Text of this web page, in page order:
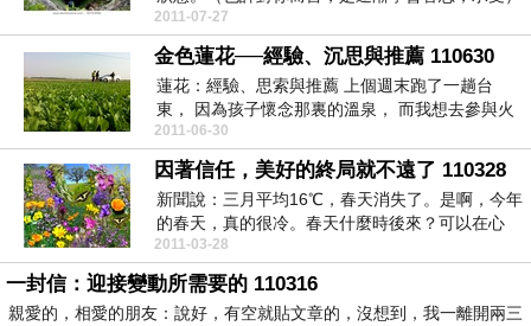
每個月，能去...
2011-07-27
金色蓮花──經驗、沉思與推薦 110630
蓮花：經驗、思索與推薦 上個週末跑了一趟台
東， 因為孩子懷念那裏的溫泉， 而我想去參與火
典...
2011-06-30
因著信任，美好的終局就不遠了 110328
新聞說：三月平均16℃，春天消失了。是啊，今年
的春天，真的很冷。春天什麼時後來？可以在心
裡，讓春天先...
2011-03-28
一封信：迎接變動所需要的 110316
親愛的，相愛的朋友：說好，有空就貼文章的，沒想到，我一離開兩三